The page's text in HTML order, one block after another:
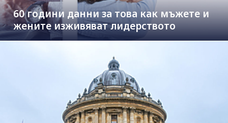
60 години данни за това как мъжете и
жените изживяват лидерството